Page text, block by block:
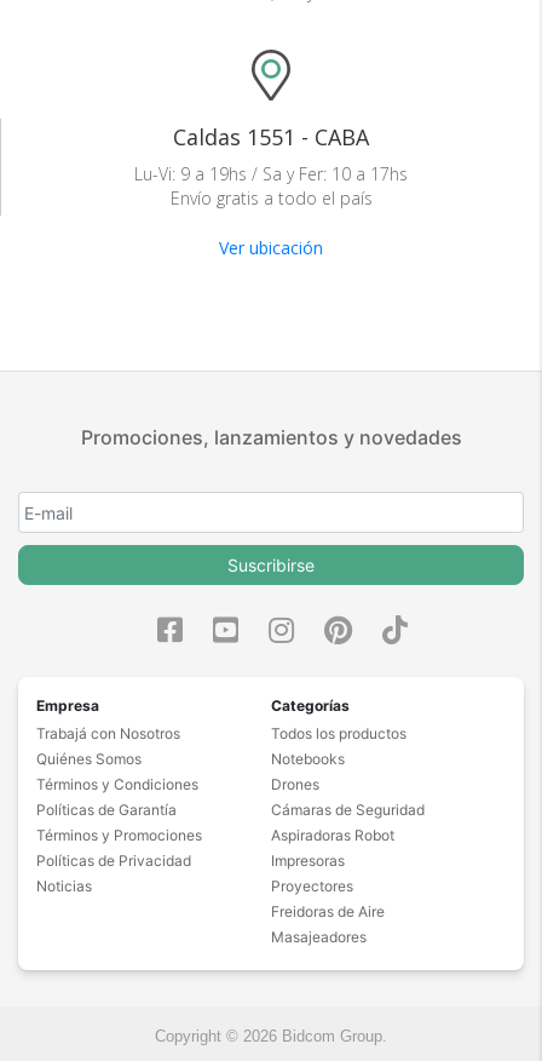
Caldas 1551 - CABA
Lu-Vi: 9 a 19hs / Sa y Fer: 10 a 17hs
Envío gratis a todo el país
Ver ubicación
Promociones, lanzamientos y novedades
Suscribirse
Empresa
Trabajá con Nosotros
Quiénes Somos
Términos y Condiciones
Políticas de Garantía
Términos y Promociones
Políticas de Privacidad
Noticias
Categorías
Todos los productos
Notebooks
Drones
Cámaras de Seguridad
Aspiradoras Robot
Impresoras
Proyectores
Freidoras de Aire
Masajeadores
Copyright © 2026 Bidcom Group.